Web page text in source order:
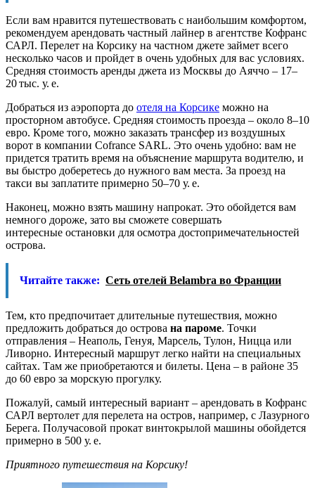
Если вам нравится путешествовать с наибольшим комфортом,
рекомендуем арендовать частный лайнер в агентстве Кофранс
САРЛ. Перелет на Корсику на частном джете займет всего
несколько часов и пройдет в очень удобных для вас условиях.
Средняя стоимость аренды джета из Москвы до Аяччо – 17–
20 тыс. у. е.
Добраться из аэропорта до отеля на Корсике можно на
просторном автобусе. Средняя стоимость проезда – около 8–10
евро. Кроме того, можно заказать трансфер из воздушных
ворот в компании Cofrance SARL. Это очень удобно: вам не
придется тратить время на объяснение маршрута водителю, и
вы быстро доберетесь до нужного вам места. За проезд на
такси вы заплатите примерно 50–70 у. е.
Наконец, можно взять машину напрокат. Это обойдется вам
немного дороже, зато вы сможете совершать
интересные остановки для осмотра достопримечательностей
острова.
Читайте также: Сеть отелей Belambra во Франции
Тем, кто предпочитает длительные путешествия, можно
предложить добраться до острова на пароме. Точки
отправления – Неаполь, Генуя, Марсель, Тулон, Ницца или
Ливорно. Интересный маршрут легко найти на специальных
сайтах. Там же приобретаются и билеты. Цена – в районе 35
до 60 евро за морскую прогулку.
Пожалуй, самый интересный вариант – арендовать в Кофранс
САРЛ вертолет для перелета на остров, например, с Лазурного
Берега. Получасовой прокат винтокрылой машины обойдется
примерно в 500 у. е.
Приятного путешествия на Корсику!